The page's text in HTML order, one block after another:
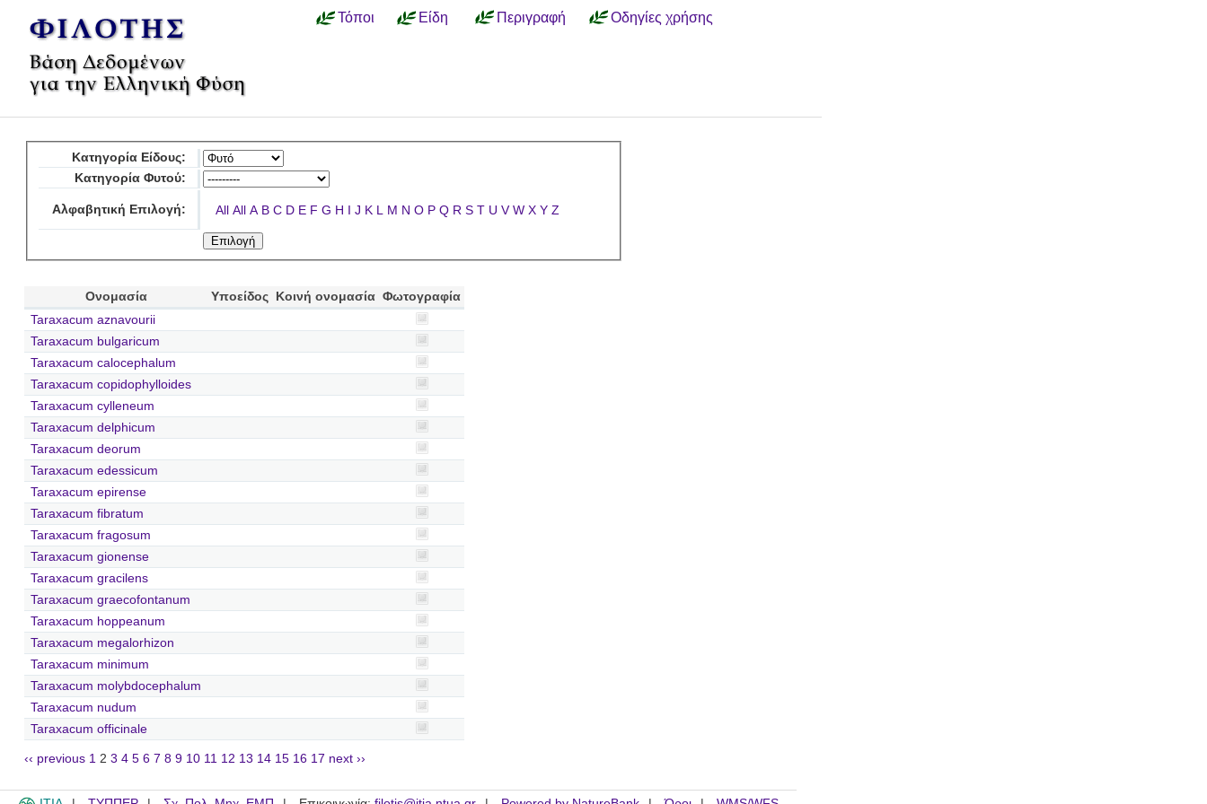
Τόποι Είδη Περιγραφή Οδηγίες χρήσης
Κατηγορία Είδους:
Κατηγορία Φυτού:
Αλφαβητική Επιλογή: All All A B C D E F G H I J K L M N O P Q R S T U V W X Y Z
Ονομασία Υποείδος Κοινή ονομασία Φωτογραφία
Taraxacum aznavourii
Taraxacum bulgaricum
Taraxacum calocephalum
Taraxacum copidophylloides
Taraxacum cylleneum
Taraxacum delphicum
Taraxacum deorum
Taraxacum edessicum
Taraxacum epirense
Taraxacum fibratum
Taraxacum fragosum
Taraxacum gionense
Taraxacum gracilens
Taraxacum graecofontanum
Taraxacum hoppeanum
Taraxacum megalorhizon
Taraxacum minimum
Taraxacum molybdocephalum
Taraxacum nudum
Taraxacum officinale
‹‹ previous 1 2 3 4 5 6 7 8 9 10 11 12 13 14 15 16 17 next ››